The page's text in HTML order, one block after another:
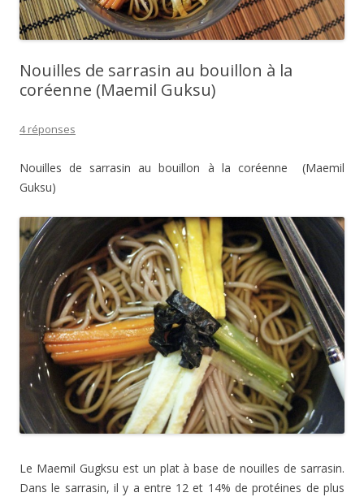
Nouilles de sarrasin au bouillon à la
coréenne (Maemil Guksu)
4 réponses
Nouilles de sarrasin au bouillon à la coréenne (Maemil
Guksu)
Le Maemil Gugksu est un plat à base de nouilles de sarrasin.
Dans le sarrasin, il y a entre 12 et 14% de protéines de plus